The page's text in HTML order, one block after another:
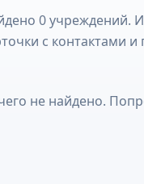
0 учреждений.
с контактами
не найдено.